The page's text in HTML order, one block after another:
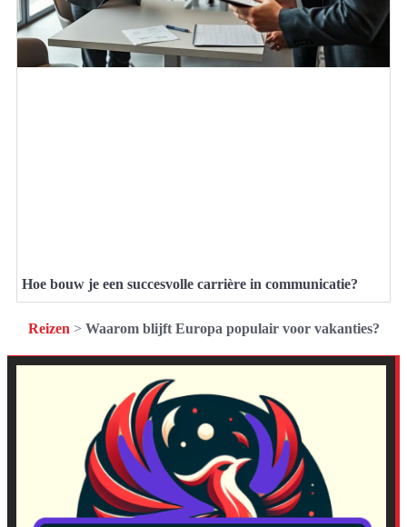
Hoe bouw je een succesvolle carrière in communicatie?
Reizen > Waarom blijft Europa populair voor vakanties?